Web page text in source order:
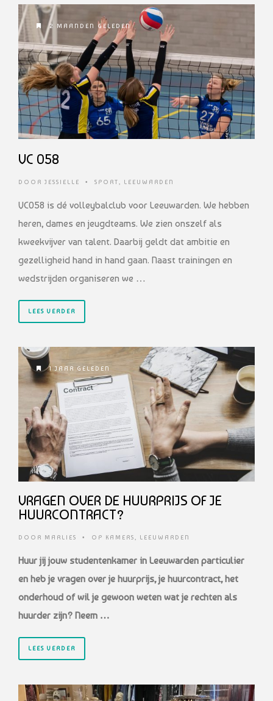
2 MAANDEN GELEDEN
VC 058
DOOR JESSIELLE • SPORT, LEEUWARDEN
VC058 is dé volleybalclub voor Leeuwarden. We hebben
heren, dames en jeugdteams. We zien onszelf als
kweekvijver van talent. Daarbij geldt dat ambitie en
gezelligheid hand in hand gaan. Naast trainingen en
wedstrijden organiseren we …
LEES VERDER
1 JAAR GELEDEN
VRAGEN OVER DE HUURPRIJS OF JE
HUURCONTRACT?
DOOR MARLIES • OP KAMERS, LEEUWARDEN
Huur jij jouw studentenkamer in Leeuwarden particulier
en heb je vragen over je huurprijs, je huurcontract, het
onderhoud of wil je gewoon weten wat je rechten als
huurder zijn? Neem …
LEES VERDER